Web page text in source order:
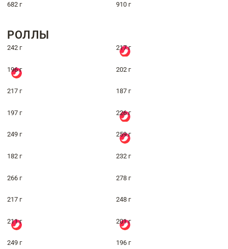
682 г 910 г
РОЛЛЫ
242 г 217 г
196 г 202 г
217 г 187 г
197 г 226 г
249 г 259 г
182 г 232 г
266 г 278 г
217 г 248 г
211 г 201 г
249 г 196 г